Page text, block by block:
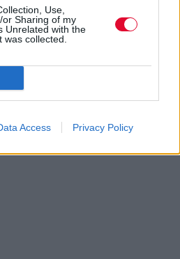
Use,
Sharing of my
Unrelated with the
collected.
Access Privacy Policy